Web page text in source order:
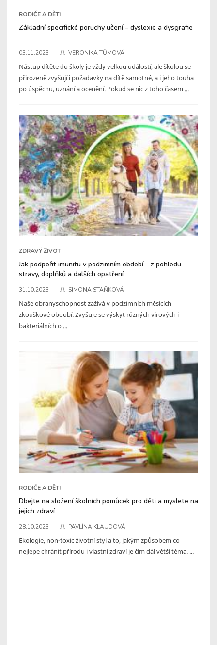
RODIČE A DĚTI
Základní specifické poruchy učení – dyslexie a dysgrafie
03.11.2023 VERONIKA TŮMOVÁ
Nástup dítěte do školy je vždy velkou událostí, ale školou se
přirozeně zvyšují i požadavky na dítě samotné, a i jeho touha
po úspěchu, uznání a ocenění. Pokud se nic z toho časem ...
ZDRAVÝ ŽIVOT
Jak podpořit imunitu v podzimním období – z pohledu
stravy, doplňků a dalších opatření
31.10.2023 SIMONA STAŇKOVÁ
Naše obranyschopnost zažívá v podzimních měsících
zkouškové období. Zvyšuje se výskyt různých virových i
bakteriálních o ...
RODIČE A DĚTI
Dbejte na složení školních pomůcek pro děti a myslete na
jejich zdraví
28.10.2023 PAVLÍNA KLAUDOVÁ
Ekologie, non-toxic životní styl a to, jakým způsobem co
nejlépe chránit přírodu i vlastní zdraví je čím dál větší téma. ...